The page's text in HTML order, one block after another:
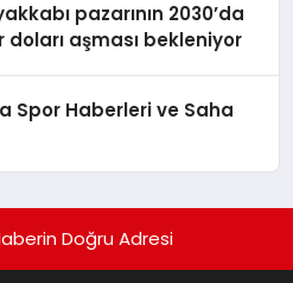
pazarının 2030’da
doları aşması bekleniyor
Spor Haberleri ve Saha
Doğru Adresi